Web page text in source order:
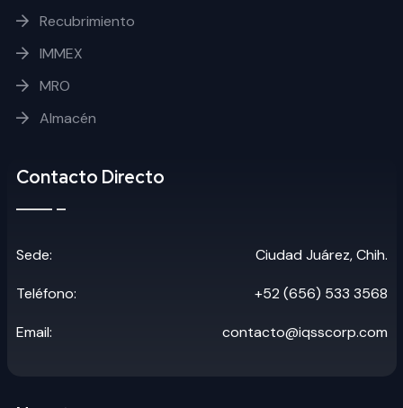
Recubrimiento
IMMEX
MRO
Almacén
Contacto Directo
Sede: Ciudad Juárez, Chih.
Teléfono: +52 (656) 533 3568
Email: contacto@iqsscorp.com